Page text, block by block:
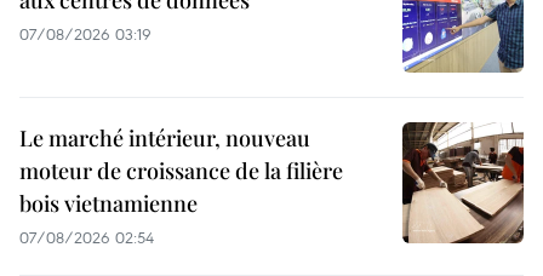
07/08/2026 03:19
Le marché intérieur, nouveau
moteur de croissance de la filière
bois vietnamienne
07/08/2026 02:54